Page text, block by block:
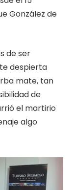
González de
de ser
despierta
mate, tan
de
el martirio
algo